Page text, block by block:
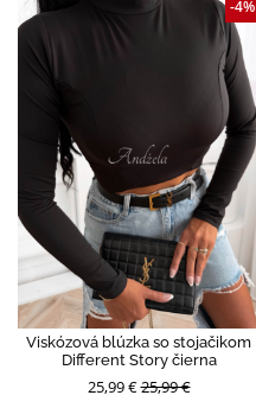
Viskózová blúzka so stojačikom
Different Story čierna
25,99 €25,99 €
-4%